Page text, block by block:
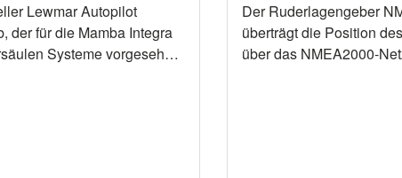
Lewmar Autopilot
der für die Mamba Integra
Systeme vorgesehen
Der Ruderlagengeber
überträgt die Position
über das NMEA2000-